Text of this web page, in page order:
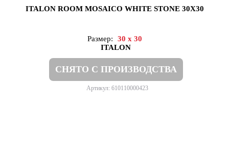
ITALON ROOM MOSAICO WHITE STONE 30X30
Размер:
30 x 30
ITALON
СНЯТО С ПРОИЗВОДСТВА
Артикул: 610110000423